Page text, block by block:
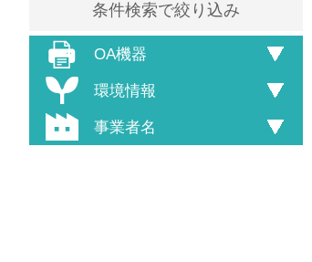
条件検索で絞り込み
OA機器
環境情報
事業者名